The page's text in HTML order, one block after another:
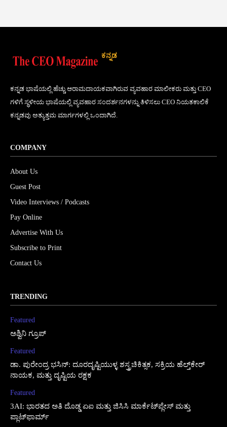
ಕನ್ನಡ
ಕನ್ನಡ ಭಾಷೆಯಲ್ಲಿ ಹೆಚ್ಚು ಆರಾಮದಾಯಕವಾಗಿರುವ ವ್ಯವಹಾರ ಮಾಲೀಕರು ಮತ್ತು CEO
ಗಳಿಗೆ ಸ್ಥಳೀಯ ಭಾಷೆಯಲ್ಲಿ ವ್ಯವಹಾರ ಸಂದರ್ಶನಗಳನ್ನು ತಿಳಿಸಲು CEO ನಿಯತಕಾಲಿಕೆ
ಕನ್ನಡವು ಅತ್ಯುತ್ತಮ ಮಾರ್ಗಗಳಲ್ಲಿ ಒಂದಾಗಿದೆ.
COMPANY
About Us
Guest Post
Video Interviews / Podcasts
Pay Online
Advertise With Us
Subscribe to Print
Contact Us
TRENDING
Featured
ಅಶ್ವಿನಿ ಗ್ರೂಪ್
Featured
ಡಾ. ಪುರೇಂದ್ರ ಭಸಿನ್: ದೂರದೃಷ್ಟಿಯುಳ್ಳ ಶಸ್ತ್ರಚಿಕಿತ್ಸಕ, ಸಕ್ರಿಯ ಹೆಲ್ತ್‌ಕೇರ್
ನಾಯಕ, ಮತ್ತು ದೃಷ್ಟಿಯ ರಕ್ಷಕ
Featured
3AI: ಭಾರತದ ಅತಿ ದೊಡ್ಡ ಏಐ ಮತ್ತು ಜಿಸಿಸಿ ಮಾರ್ಕೆಟ್‌ಪ್ಲೇಸ್ ಮತ್ತು
ಪ್ಲಾಟ್‌ಫಾರ್ಮ್